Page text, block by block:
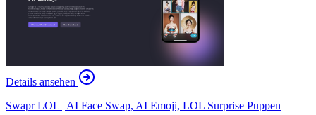
Details ansehen
Swapr LOL | AI Face Swap, AI Emoji, LOL Surprise Puppen